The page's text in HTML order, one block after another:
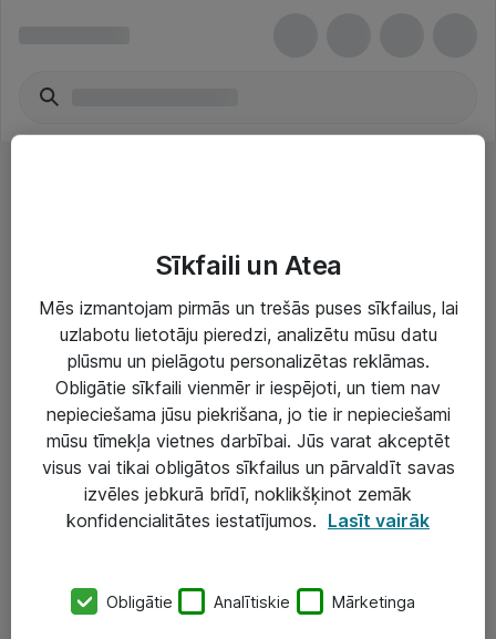
Risinājumi & Pakalpojumi
IT serviss un atbalsts
IT infrastruktūra
Darba vietu IT risinājumi
SIA „ATEA”
Sīkfaili un Atea
Mēs izmantojam pirmās un trešās puses sīkfailus, lai
uzlabotu lietotāju pieredzi, analizētu mūsu datu
plūsmu un pielāgotu personalizētas reklāmas.
Obligātie sīkfaili vienmēr ir iespējoti, un tiem nav
nepieciešama jūsu piekrišana, jo tie ir nepieciešami
mūsu tīmekļa vietnes darbībai. Jūs varat akceptēt
visus vai tikai obligātos sīkfailus un pārvaldīt savas
izvēles jebkurā brīdī, noklikšķinot zemāk
konfidencialitātes iestatījumos. Lasīt vairāk
Obligātie Analītiskie Mārketinga